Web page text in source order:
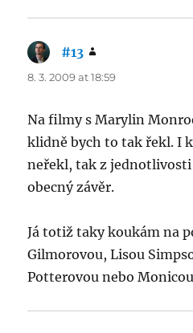
#13
8. 3. 2009 at 18:59
Na filmy s Marylin
klidně bych to tak řekl. I
neřekl, tak z
obecný závěr.
Já totiž taky koukám na
Gilmorovou, Lisou
Potterovou nebo